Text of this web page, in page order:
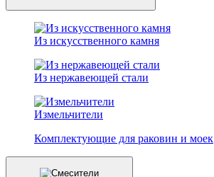
Из искусственного камня
Из нержавеющей стали
Измельчители
Комплектующие для раковин и моек